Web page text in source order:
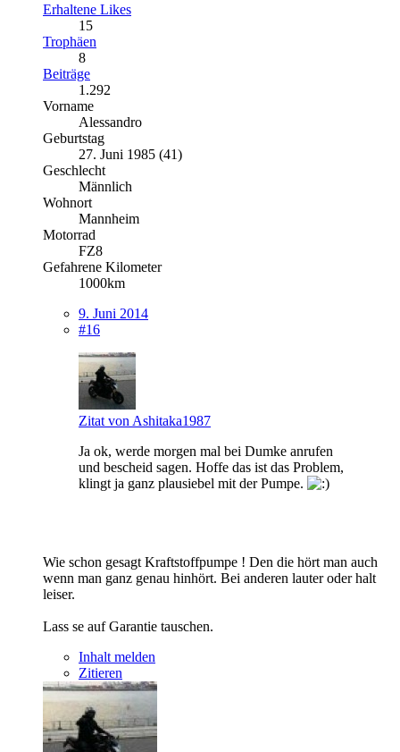
Erhaltene Likes
15
Trophäen
8
Beiträge
1.292
Vorname
Alessandro
Geburtstag
27. Juni 1985 (41)
Geschlecht
Männlich
Wohnort
Mannheim
Motorrad
FZ8
Gefahrene Kilometer
1000km
9. Juni 2014
#16
Zitat von Ashitaka1987
Ja ok, werde morgen mal bei Dumke anrufen
und bescheid sagen. Hoffe das ist das Problem,
klingt ja ganz plausiebel mit der Pumpe.
Wie schon gesagt Kraftstoffpumpe ! Den die hört man auch
wenn man ganz genau hinhört. Bei anderen lauter oder halt
leiser.
Lass se auf Garantie tauschen.
Inhalt melden
Zitieren